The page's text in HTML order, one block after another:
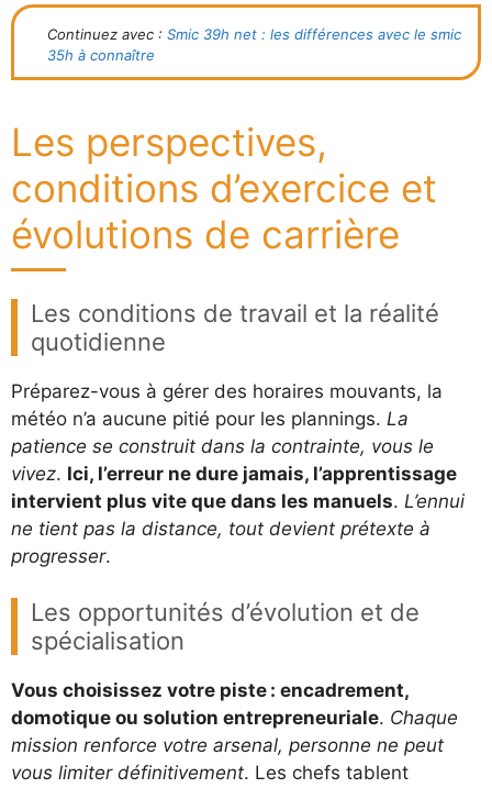
Continuez avec : Smic 39h net : les différences avec le smic
35h à connaître
Les perspectives,
conditions d’exercice et
évolutions de carrière
Les conditions de travail et la réalité
quotidienne
Préparez-vous à gérer des horaires mouvants, la
météo n’a aucune pitié pour les plannings. La
patience se construit dans la contrainte, vous le
vivez. Ici, l’erreur ne dure jamais, l’apprentissage
intervient plus vite que dans les manuels. L’ennui
ne tient pas la distance, tout devient prétexte à
progresser.
Les opportunités d’évolution et de
spécialisation
Vous choisissez votre piste : encadrement,
domotique ou solution entrepreneuriale. Chaque
mission renforce votre arsenal, personne ne peut
vous limiter définitivement. Les chefs tablent